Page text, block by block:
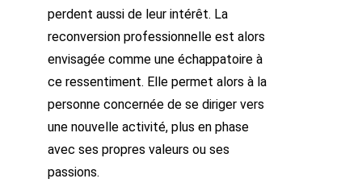
perdent aussi de leur intérêt. La
reconversion professionnelle est alors
envisagée comme une échappatoire à
ce ressentiment. Elle permet alors à la
personne concernée de se diriger vers
une nouvelle activité, plus en phase
avec ses propres valeurs ou ses
passions.